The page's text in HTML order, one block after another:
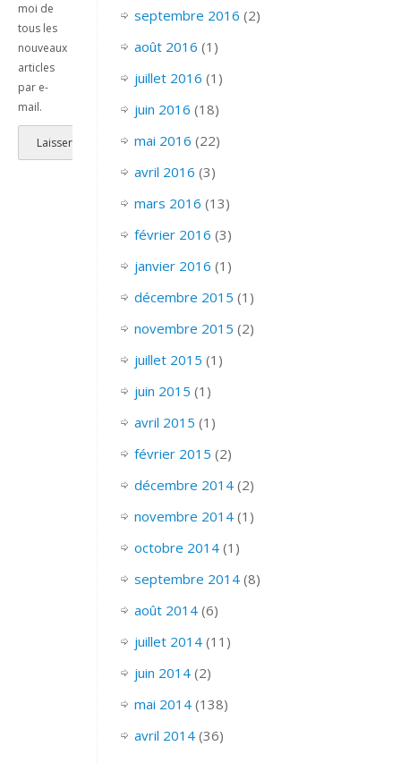
moi de
tous les
nouveaux
articles
par e-
mail.
septembre 2016 (2)
août 2016 (1)
juillet 2016 (1)
juin 2016 (18)
mai 2016 (22)
avril 2016 (3)
mars 2016 (13)
février 2016 (3)
janvier 2016 (1)
décembre 2015 (1)
novembre 2015 (2)
juillet 2015 (1)
juin 2015 (1)
avril 2015 (1)
février 2015 (2)
décembre 2014(2)
novembre 2014(1)
octobre 2014(1)
septembre 2014(8)
août 2014(6)
juillet 2014(11)
juin 2014(2)
mai 2014(138)
avril 2014(36)